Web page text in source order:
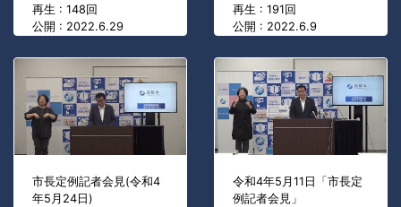
再生 : 148回
公開 : 2022.6.29
再生 : 191回
公開 : 2022.6.9
市長定例記者会見(令和4
年5月24日)
令和4年5月11日「市長定
例記者会見」